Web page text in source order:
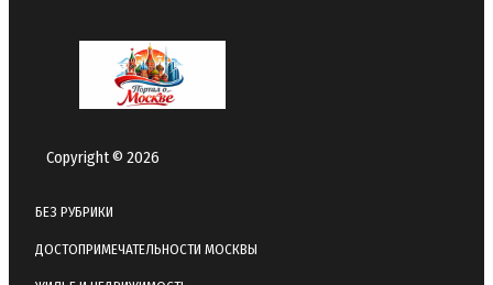
Copyright © 2026
БЕЗ РУБРИКИ
ДОСТОПРИМЕЧАТЕЛЬНОСТИ МОСКВЫ